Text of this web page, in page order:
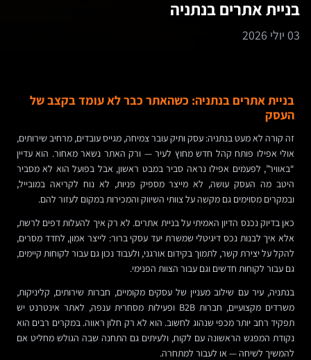
בניית אתרים בנתניה
03 יולי 2026
בניית אתרים בנתניה: כשהאתר כבר לא עומד בקצב של
העסק
זה קורה לא מעט בנתניה: עסק ותיק עובר צמיחה, מגייס עובדים, מרחיב שירותים,
אולי אפילו פותח קהל חדש מחוץ לעיר — ורק האתר נשאר מאחור. הוא עדיין
“באוויר”, לפעמים אפילו נראה סביר במבט ראשון, אבל בפועל הוא לא מסביר
היטב מה העסק עושה, לא מייצר מספיק פניות, לא נוח לקריאה במובייל,
ובמקרים מסוימים גם מקשה על צוותי השיווק והמכירות במקום לעזור להם.
כאן בדיוק נכנס הדיון האמיתי על בניית אתרים. לא רק איך להעלות דפים לרשת,
אלא איך לבנות נכס דיגיטלי שמשרת יעד עסקי ברור: לייצר אמון, לחדד מסרים,
להקל על יצירת קשר, לתמוך בקידום אורגני, ולעבוד נכון גם עבור לקוחות קיימים,
גם עבור לקוחות חדשים וגם עבור הצוות הפנימי.
בנתניה, עיר עם שילוב מעניין של עסקים מקומיים, חברות שירותים, קליניקות,
משרדים מקצועיים, חברות B2B ופעילות מסחרית ענפה, לאתר אינטרנט יש
תפקיד רחב יותר מכפי שנהוג לחשוב. הוא לא רק חלון ראווה. במקרים רבים הוא
נקודת המפגש הראשונה עם לקוח, ולעיתים גם התחנה שבה הגולש מחליט אם
להמשיך לשיחה — או לעבור למתחרה.